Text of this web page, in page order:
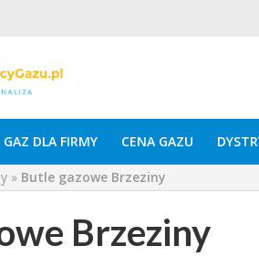
GAZ DLA FIRMY CENA GAZU
» Butle gazowe Brzeziny
Brzeziny